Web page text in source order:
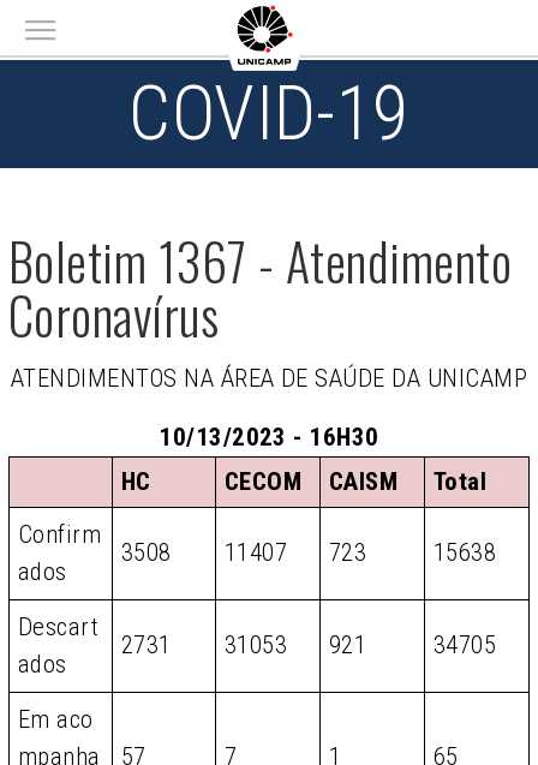
Main menu
COVID-19
Boletim 1367 - Atendimento
Coronavírus
ATENDIMENTOS NA ÁREA DE SAÚDE DA UNICAMP
10/13/2023 - 16H30
HC
CECOM CAISM
Total
Confirm
ados
3508 11407 723 15638
Descart
ados
2731 31053 921 34705
Em aco
mpanha
57 7 1 65